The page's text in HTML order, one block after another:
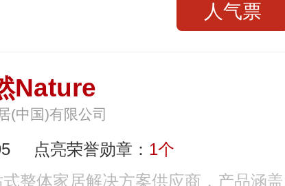
人气票
Nature
(中国)有限公司
点亮荣誉勋章： 1个
整体家居解决方案供应商，产品涵盖